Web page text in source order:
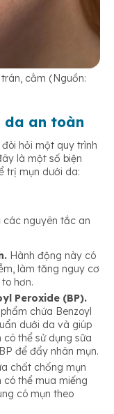
cằm (Nguồn:
da an toàn
hỏi một quy trình
là một số biện
trị mụn dưới da:
nguyên tắc an
Hành động này có
làm tăng nguy cơ
hơn.
Peroxide (BP).
chứa Benzoyl
dưới da và giúp
có thể sử dụng sữa
để đẩy nhân mụn.
chất chống mụn
có thể mua miếng
có mụn theo